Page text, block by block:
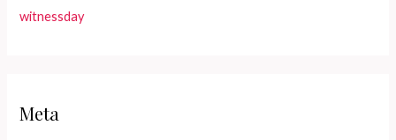
witnessday
Meta